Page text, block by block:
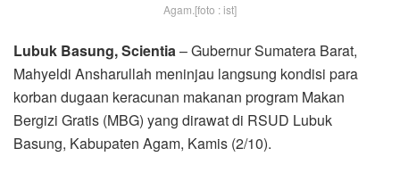
Agam.[foto : ist]
Lubuk Basung, Scientia – Gubernur Sumatera Barat,
Mahyeldi Ansharullah meninjau langsung kondisi para
korban dugaan keracunan makanan program Makan
Bergizi Gratis (MBG) yang dirawat di RSUD Lubuk
Basung, Kabupaten Agam, Kamis (2/10).